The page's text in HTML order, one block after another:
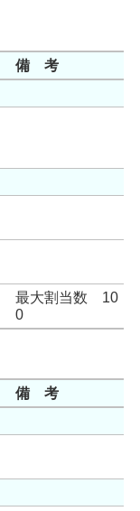
備 考
最大割当数 10
0
備 考